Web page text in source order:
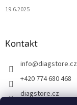
19.6.2025
Kontakt
info@diagstore.cz
+420 774 680 468
diagstore.cz